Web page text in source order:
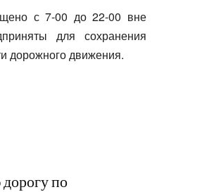
с 7-00 до 22-00 вне
для сохранения
дорожного движения.
по